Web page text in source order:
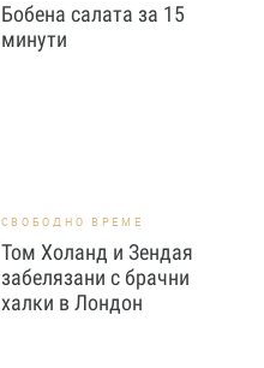
Бобена салата за 15
минути
СВОБОДНО ВРЕМЕ
Том Холанд и Зендая
забелязани с брачни
халки в Лондон